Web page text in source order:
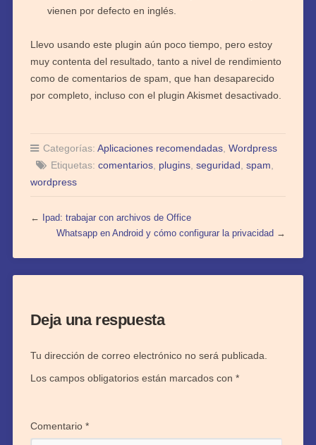
vienen por defecto en inglés.
Llevo usando este plugin aún poco tiempo, pero estoy
muy contenta del resultado, tanto a nivel de rendimiento
como de comentarios de spam, que han desaparecido
por completo, incluso con el plugin Akismet desactivado.
Categorías: Aplicaciones recomendadas, Wordpress
Etiquetas: comentarios, plugins, seguridad spam
wordpress
← Ipad: trabajar con archivos de Office
Whatsapp en Android y cómo configurar la privacidad →
Deja una respuesta
Tu dirección de correo electrónico no será publicada.
Los campos obligatorios están marcados con *
Comentario *